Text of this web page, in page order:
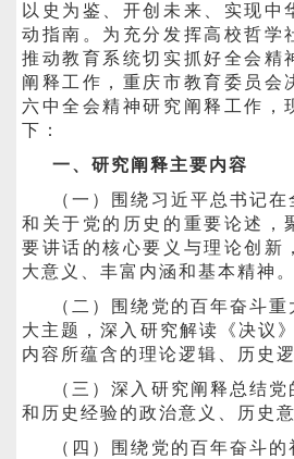
以史为鉴、开创未来、实现中
动指南。为充分发挥高校哲学
推动教育系统切实抓好全会精
阐释工作，重庆市教育委员会
六中全会精神研究阐释工作，
下：
一、研究阐释主要内容
（一）围绕习近平总书记
和关于党的历史的重要论述，
要讲话的核心要义与理论创新
大意义、丰富内涵和基本精神。
（二）围绕党的百年奋斗
大主题，深入研究解读《决议
内容所蕴含的理论逻辑、历史
（三）深入研究阐释总结
和历史经验的政治意义、历史
（四）围绕党的百年奋斗